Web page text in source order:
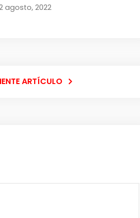
agosto, 2022
ARTÍCULO